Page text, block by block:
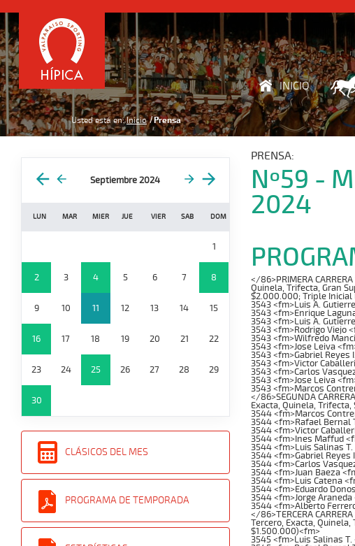
INICIO
Usted está en: Inicio Prensa
Septiembre 2024
LUN MAR MIER JUE VIER SAB DOM
1
2 3 4 5 6 7 8
9 10 11 12 13 14 15
16 17 18 19 20 21 22
23 24 25 26 27 28 29
30
CLÁSICOS DEL MES
PROGRAMA DE TEMPORADA
PRENSA:
Nº59 -
2024
</86>PRIMERA
Quinela, Trifecta, Gran
$2.000.000; Triple Inicial
3543 <fm>Luis A.
3543 <fm>Enrique
3543 <fm>Luis A.
3543 <fm>Rodrigo Viejo
3543 <fm>Wilfredo
3543 <fm>Jose Leiva
3543 <fm>Gabriel Reyes
3543 <fm>Victor
3543 <fm>Carlos
3543 <fm>Jose Leiva
3543 <fm>Marcos
</86>SEGUNDA
Exacta, Quinela,
3544 <fm>Marcos
3544 <fm>Rafael Bernal
3544 <fm>Victor
3544 <fm>Ines Maffud
3544 <fm>Luis Salinas
3544 <fm>Gabriel Reyes
3544 <fm>Carlos
3544 <fm>Juan Baeza
3544 <fm>Luis Catena
3544 <fm>Eduardo
3544 <fm>Jorge Araneda
3544 <fm>Alberto
</86>TERCERA
Tercero, Exacta,
$1.500.000)<fm>
3545 <fm>Luis Salinas T.